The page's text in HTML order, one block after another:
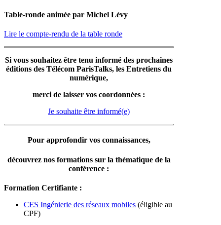
Table-ronde animée par Michel Lévy
Lire le compte-rendu de la table ronde
Si vous souhaitez être tenu informé des prochaines
éditions des Télécom ParisTalks, les Entretiens du
numérique,
merci de laisser vos coordonnées :
Je souhaite être informé(e)
Pour approfondir vos connaissances,
découvrez nos formations sur la thématique de la
conférence :
Formation Certifiante :
CES Ingénierie des réseaux mobiles (éligible au
CPF)